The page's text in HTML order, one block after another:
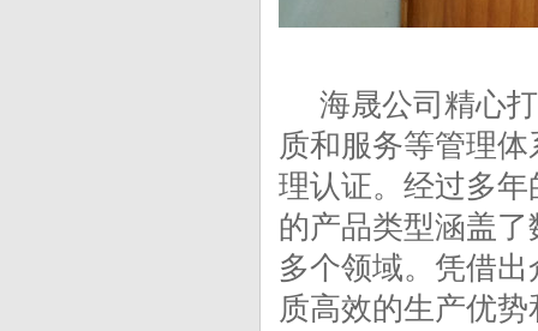
海晟公司精心打
质和服务等管理体
理认证。经过多
的产品类型涵盖
多个领域。凭借
质高效的生产优